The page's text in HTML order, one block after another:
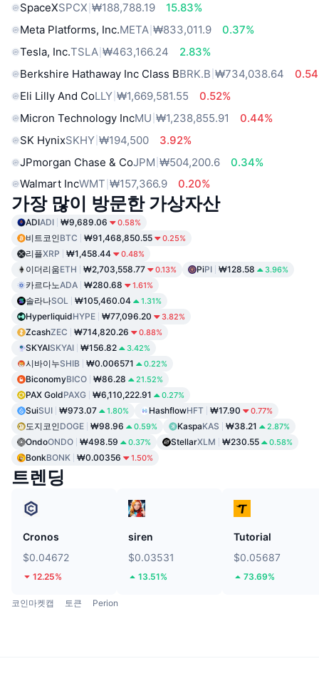
SpaceXSPCX ₩188,788.19
15.83%
Meta Platforms, Inc.META ₩833,011.9
0.37%
Tesla, Inc.TSLA ₩463,166.24
2.83%
Berkshire Hathaway Inc Class BBRK.B ₩734,038.64
Eli Lilly And CoLLY ₩1,669,581.55
0.52%
Micron Technology IncMU ₩1,238,855.91
0.44%
SK HynixSKHY ₩194,500
3.92%
JPmorgan Chase & CoJPM ₩504,200.6
0.34%
Walmart IncWMT ₩157,366.9 0.20%
가장 많이 방문한 가상자산
ADIADI ₩9,689.06 0.58%
비트코인BTC ₩91,468,850.55 0.25%
리플XRP ₩1,458.44 0.48%
이더리움ETH ₩2,703,558.77 0.13% PiPI ₩128.58 3.96%
카르다노ADA ₩280.68 1.61%
솔라나SOL ₩105,460.04 1.31%
HyperliquidHYPE ₩77,096.20 3.82%
ZcashZEC ₩714,820.26 0.88%
SKYAISKYAI ₩156.82 3.42%
시바이누SHIB ₩0.006571 0.22%
BiconomyBICO ₩86.28 21.52%
PAX GoldPAXG ₩6,110,222.91 0.27%
SuiSUI ₩973.07 1.80% HashflowHFT ₩17.90 0.77%
도지코인DOGE ₩98.96 0.59% KaspaKAS ₩38.21 2.87%
OndoONDO ₩498.59 0.37% StellarXLM ₩230.55 0.58%
BonkBONK ₩0.00356 1.50%
트렌딩
Cronos
$0.04672
12.25%
siren
$0.03531
13.51%
Tutorial
$0.05687
73.69%
코인마켓캡 토큰 Perion